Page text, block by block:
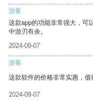
游客
这款app的功能非常强大，可
中游刃有余。
2024-09-07
游客
这款软件的价格非常实惠，值
2024-09-07